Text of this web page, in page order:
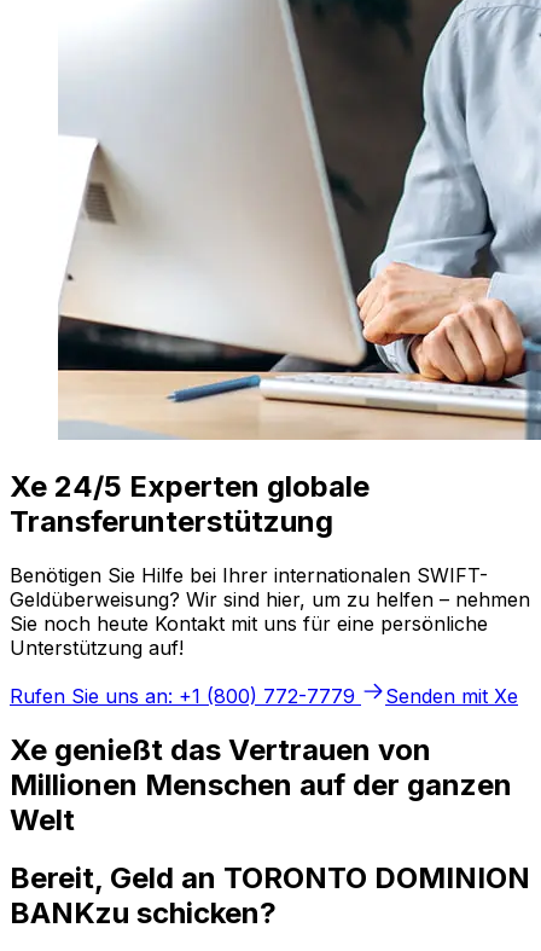
Xe 24/5 Experten globale
Transferunterstützung
Benötigen Sie Hilfe bei Ihrer internationalen SWIFT-
Geldüberweisung? Wir sind hier, um zu helfen – nehmen
Sie noch heute Kontakt mit uns für eine persönliche
Unterstützung auf!
Rufen Sie uns an: +1 (800) 772-7779
Senden mit Xe
Xe genießt das Vertrauen von
Millionen Menschen auf der ganzen
Welt
Bereit, Geld an TORONTO DOMINION
BANKzu schicken?